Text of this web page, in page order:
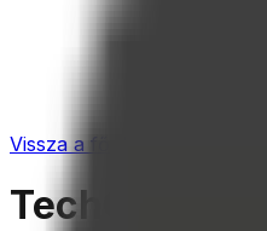
Vissza a főoldalra
TechCrunch